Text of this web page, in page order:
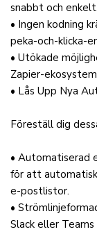
snabbt och enkelt.
• Ingen kodning
peka-och-klicka-
• Utökade
Zapier-
• Lås Upp Nya
Föreställ dig
• Automatiserad
för att
e-postlistor.
•
Slack eller